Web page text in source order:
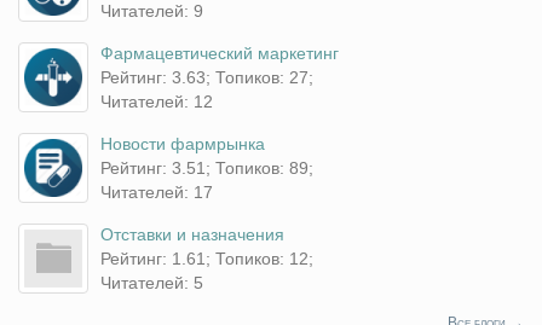
Читателей: 9
Фармацевтический маркетинг
Рейтинг: 3.63; Топиков: 27;
Читателей: 12
Новости фармрынка
Рейтинг: 3.51; Топиков: 89;
Читателей: 17
Отставки и назначения
Рейтинг: 1.61; Топиков: 12;
Читателей: 5